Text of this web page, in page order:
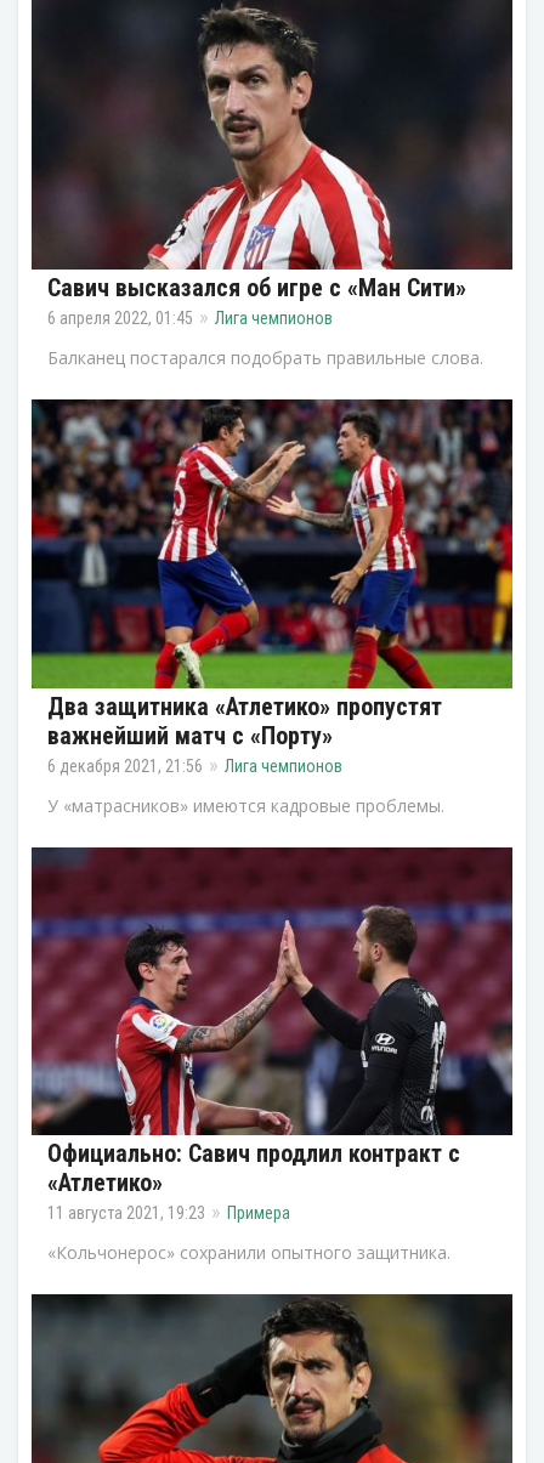
Савич высказался об игре с «Ман Сити»
6 апреля 2022, 01:45 Лига чемпионов
Балканец постарался подобрать правильные слова.
Два защитника «Атлетико» пропустят
важнейший матч с «Порту»
6 декабря 2021, 21:56 Лига чемпионов
У «матрасников» имеются кадровые проблемы.
Официально: Савич продлил контракт с
«Атлетико»
11 августа 2021, 19:23 Примера
«Кольчонерос» сохранили опытного защитника.